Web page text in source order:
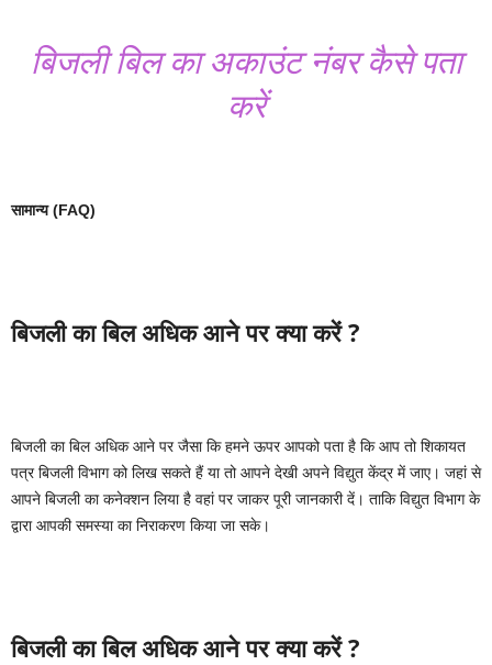
बिजली बिल का अकाउंट नंबर कैसे पता
करें
सामान्य (FAQ)
बिजली का बिल अधिक आने पर क्या करें ?
बिजली का बिल अधिक आने पर जैसा कि हमने ऊपर आपको पता है कि आप तो शिकायत
पत्र बिजली विभाग को लिख सकते हैं या तो आपने देखी अपने विद्युत केंद्र में जाए। जहां से
आपने बिजली का कनेक्शन लिया है वहां पर जाकर पूरी जानकारी दें। ताकि विद्युत विभाग के
द्वारा आपकी समस्या का निराकरण किया जा सके।
बिजली का बिल अधिक आने पर क्या करें ?